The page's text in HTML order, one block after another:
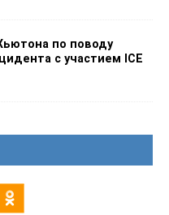
по поводу
с участием ICE